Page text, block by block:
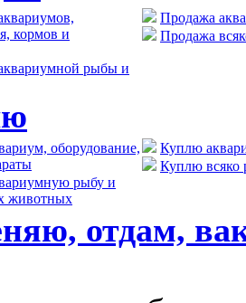
кормов и
рыбы и
Продажа
Продажа
оборудование,
рыбу и
животных
Куплю
Куплю всяко
отдам,